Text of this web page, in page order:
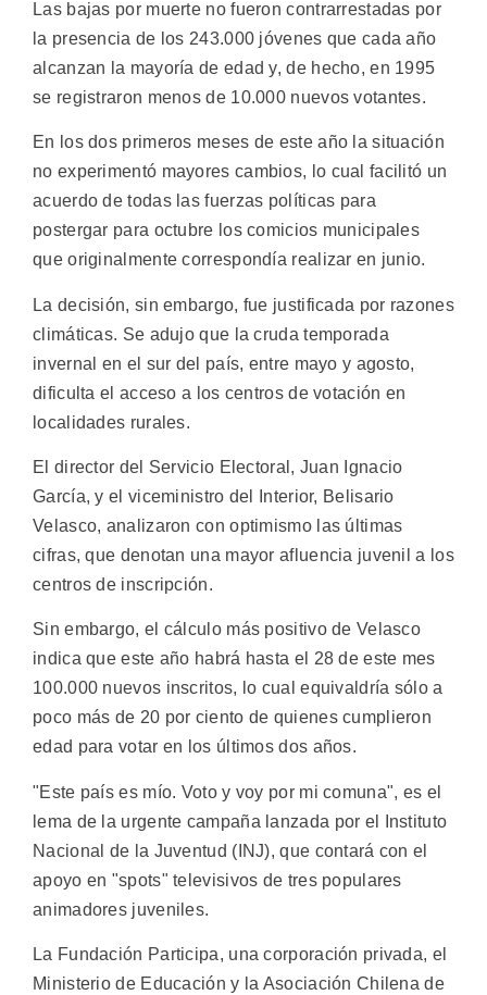
Las bajas por muerte no fueron contrarrestadas por
la presencia de los 243.000 jóvenes que cada año
alcanzan la mayoría de edad y, de hecho, en 1995
se registraron menos de 10.000 nuevos votantes.
En los dos primeros meses de este año la situación
no experimentó mayores cambios, lo cual facilitó un
acuerdo de todas las fuerzas políticas para
postergar para octubre los comicios municipales
que originalmente correspondía realizar en junio.
La decisión, sin embargo, fue justificada por razones
climáticas. Se adujo que la cruda temporada
invernal en el sur del país, entre mayo y agosto,
dificulta el acceso a los centros de votación en
localidades rurales.
El director del Servicio Electoral, Juan Ignacio
García, y el viceministro del Interior, Belisario
Velasco, analizaron con optimismo las últimas
cifras, que denotan una mayor afluencia juvenil a los
centros de inscripción.
Sin embargo, el cálculo más positivo de Velasco
indica que este año habrá hasta el 28 de este mes
100.000 nuevos inscritos, lo cual equivaldría sólo a
poco más de 20 por ciento de quienes cumplieron
edad para votar en los últimos dos años.
"Este país es mío. Voto y voy por mi comuna", es el
lema de la urgente campaña lanzada por el Instituto
Nacional de la Juventud (INJ), que contará con el
apoyo en "spots" televisivos de tres populares
animadores juveniles.
La Fundación Participa, una corporación privada, el
Ministerio de Educación y la Asociación Chilena de